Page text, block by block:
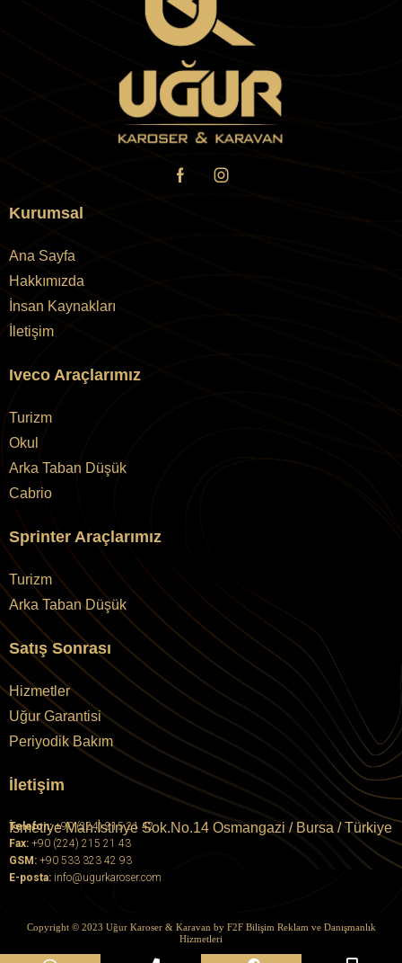
Kurumsal
Ana Sayfa
Hakkımızda
İnsan Kaynakları
İletişim
Iveco Araçlarımız
Turizm
Okul
Arka Taban Düşük
Cabrio
Sprinter Araçlarımız
Turizm
Arka Taban Düşük
Satış Sonrası
Hizmetler
Uğur Garantisi
Periyodik Bakım
İletişim
İsmetiye Mah.İstinye Sok.No.14 Osmangazi / Bursa / Türkiye
Telefon:+90 (224) 215 21 42
Fax: +90 (224) 215 21 43
GSM: +90 533 323 42 93
E-posta: info@ugurkaroser.com
Copyright © 2023 Uğur Karoser & Karavan by F2F Bilişim Reklam ve Danışmanlık
Hizmetleri